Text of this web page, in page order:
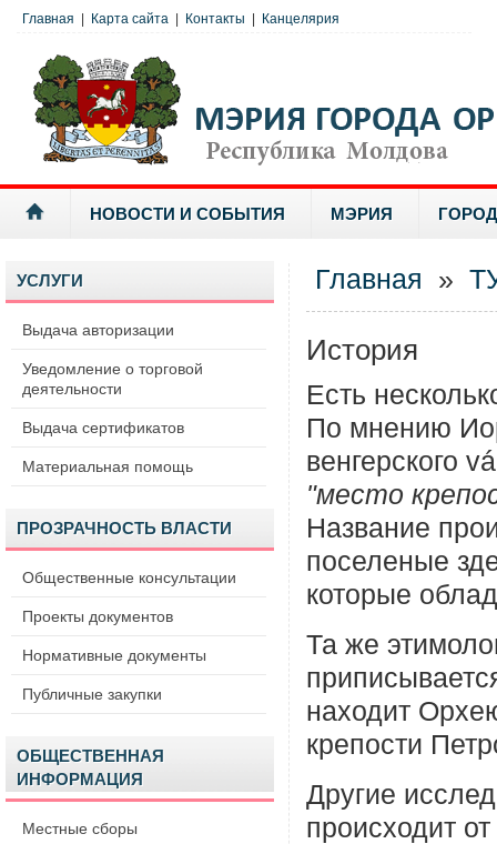
Главная Карта сайта Контакты Канцелярия
НОВОСТИ И СОБЫТИЯ МЭРИЯ
УСЛУГИ
Выдача авторизации
Уведомление о торговой
деятельности
Выдача сертификатов
Материальная помощь
ПРОЗРАЧНОСТЬ ВЛАСТИ
Общественные консультации
Проекты документов
Нормативные документы
Публичные закупки
ОБЩЕСТВЕННАЯ
ИНФОРМАЦИЯ
Местные сборы
Главная »
История
Есть
По мнению
венгерского
"место
Название
поселеные
которые
Та же
находит
крепости
Другие
происходит